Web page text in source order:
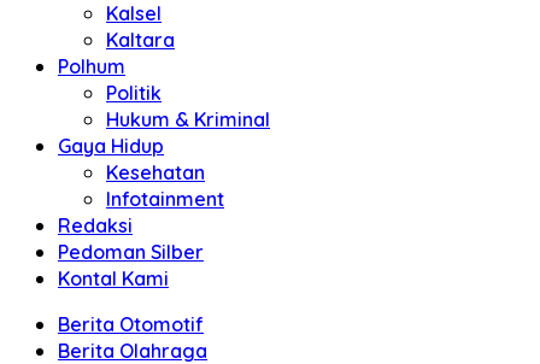
Kalsel
Kaltara
Polhum
Politik
Hukum & Kriminal
Gaya Hidup
Kesehatan
Infotainment
Redaksi
Pedoman Silber
Kontal Kami
Berita Otomotif
Berita Olahraga